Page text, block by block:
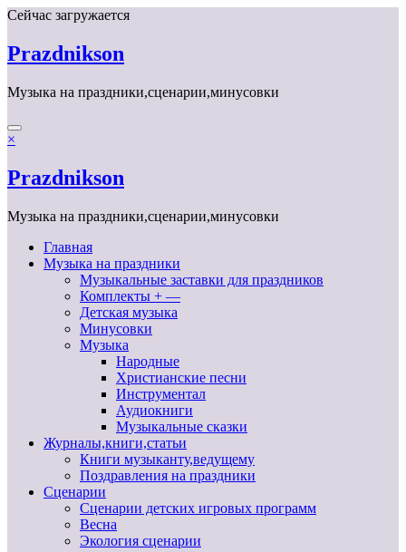
Перейти
содержимому
Сейчас загружается
Prazdnikson
Музыка на праздники,сценарии,минусовки
×
Prazdnikson
Музыка на праздники,сценарии,минусовки
Главная
Музыка на праздники
Музыкальные заставки для праздников
Комплекты + —
Детская музыка
Минусовки
Музыка
Народные
Христианские песни
Инструментал
Аудиокниги
Музыкальные сказки
Журналы,книги,статьи
Книги музыканту,ведущему
Поздравления на праздники
Сценарии
Сценарии детских игровых программ
Весна
Экология сценарии